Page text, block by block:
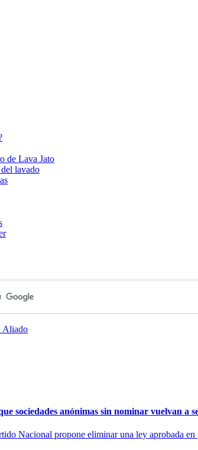
de Lava Jato
lavado
Aliado
sociedades anónimas sin nominar vuelvan a
Nacional propone eliminar una ley aprobada